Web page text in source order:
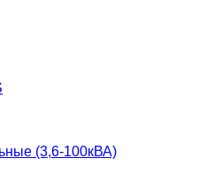
(3,6-100кВА)